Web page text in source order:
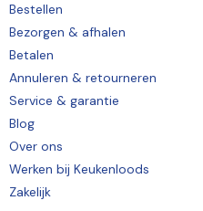
Bestellen
Bezorgen & afhalen
Betalen
Annuleren & retourneren
Service & garantie
Blog
Over ons
Werken bij Keukenloods
Zakelijk